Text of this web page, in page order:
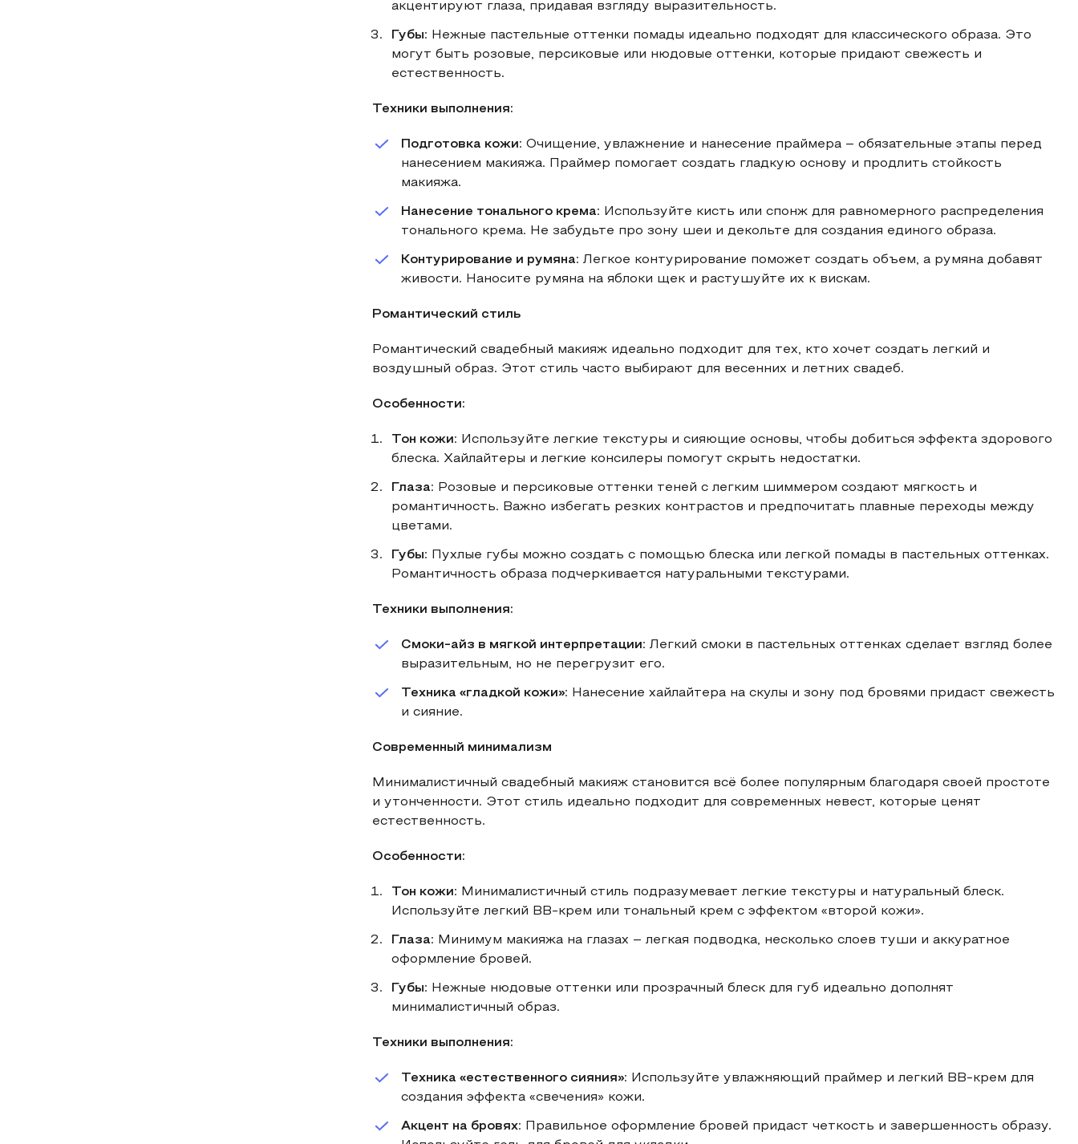
акцентируют глаза, придавая взгляду выразительность.
Губы: Нежные пастельные оттенки помады идеально подходят для классического образа. Это
могут быть розовые, персиковые или нюдовые оттенки, которые придают свежесть и
естественность.
Техники выполнения:
Подготовка кожи: Очищение, увлажнение и нанесение праймера – обязательные этапы перед
нанесением макияжа. Праймер помогает создать гладкую основу и продлить стойкость
макияжа.
Нанесение тонального крема: Используйте кисть или спонж для равномерного распределения
тонального крема. Не забудьте про зону шеи и декольте для создания единого образа.
Контурирование и румяна: Легкое контурирование поможет создать объем, а румяна добавят
живости. Наносите румяна на яблоки щек и растушуйте их к вискам.
Романтический стиль
Романтический свадебный макияж идеально подходит для тех, кто хочет создать легкий и
воздушный образ. Этот стиль часто выбирают для весенних и летних свадеб.
Особенности:
Тон кожи: Используйте легкие текстуры и сияющие основы, чтобы добиться эффекта здорового
блеска. Хайлайтеры и легкие консилеры помогут скрыть недостатки.
Глаза: Розовые и персиковые оттенки теней с легким шиммером создают мягкость и
романтичность. Важно избегать резких контрастов и предпочитать плавные переходы между
цветами.
Губы: Пухлые губы можно создать с помощью блеска или легкой помады в пастельных оттенках.
Романтичность образа подчеркивается натуральными текстурами.
Техники выполнения:
Смоки-айз в мягкой интерпретации: Легкий смоки в пастельных оттенках сделает взгляд более
выразительным, но не перегрузит его.
Техника «гладкой кожи»: Нанесение хайлайтера на скулы и зону под бровями придаст свежесть
и сияние.
Современный минимализм
Минималистичный свадебный макияж становится всё более популярным благодаря своей простоте
и утонченности. Этот стиль идеально подходит для современных невест, которые ценят
естественность.
Особенности:
Тон кожи: Минималистичный стиль подразумевает легкие текстуры и натуральный блеск.
Используйте легкий ВВ-крем или тональный крем с эффектом «второй кожи».
Глаза: Минимум макияжа на глазах – легкая подводка, несколько слоев туши и аккуратное
оформление бровей.
Губы: Нежные нюдовые оттенки или прозрачный блеск для губ идеально дополнят
минималистичный образ.
Техники выполнения:
Техника «естественного сияния»: Используйте увлажняющий праймер и легкий ВВ-крем для
создания эффекта «свечения» кожи.
Акцент на бровях: Правильное оформление бровей придаст четкость и завершенность образу.